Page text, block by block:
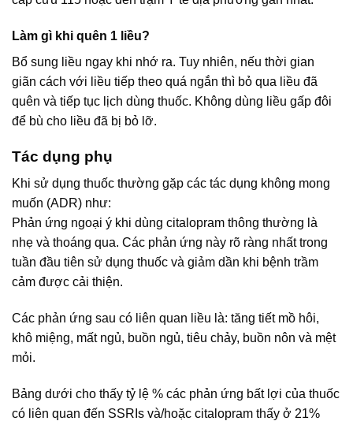
Làm gì khi quên 1 liều?
Bổ sung liều ngay khi nhớ ra. Tuy nhiên, nếu thời gian
giãn cách với liều tiếp theo quá ngắn thì bỏ qua liều đã
quên và tiếp tục lịch dùng thuốc. Không dùng liều gấp đôi
để bù cho liều đã bị bỏ lỡ.
Tác dụng phụ
Khi sử dụng thuốc thường gặp các tác dụng không mong
muốn (ADR) như:
Phản ứng ngoại ý khi dùng citalopram thông thường là
nhẹ và thoáng qua. Các phản ứng này rõ ràng nhất trong
tuần đầu tiên sử dụng thuốc và giảm dần khi bệnh trầm
cảm được cải thiện.
Các phản ứng sau có liên quan liều là: tăng tiết mồ hôi,
khô miệng, mất ngủ, buồn ngủ, tiêu chảy, buồn nôn và mệt
mỏi.
Bảng dưới cho thấy tỷ lệ % các phản ứng bất lợi của thuốc
có liên quan đến SSRIs và/hoặc citalopram thấy ở 21%